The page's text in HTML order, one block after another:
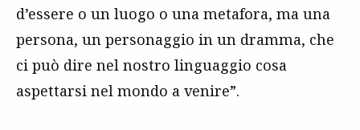
d’essere o un luogo o una metafora, ma una
persona, un personaggio in un dramma, che
ci può dire nel nostro linguaggio cosa
aspettarsi nel mondo a venire”.